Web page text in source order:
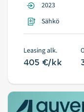
2023
Sähkö
Leasing alk.
405 €/kk